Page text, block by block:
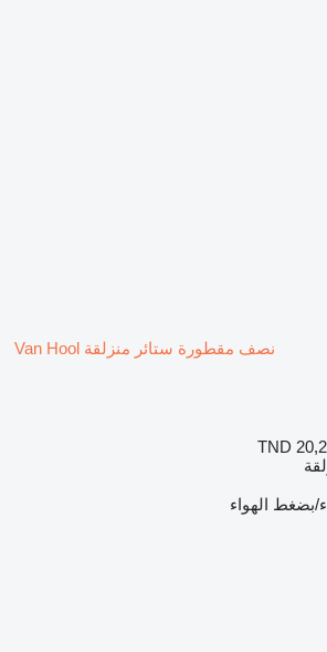
نصف مقطورة ستائر منزلقة Van Hool
TND
بضغط الهواء